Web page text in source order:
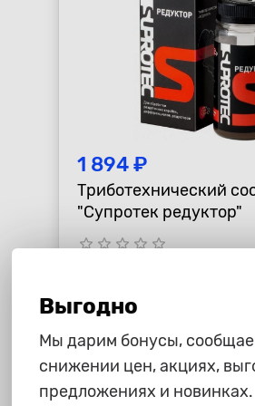
1 894 ₽
Триботехнический
"Супротек редуктор"
star_borderstar_borderstar_borderstar_borderstar_border
Выгодно
Мы дарим бонусы,
снижении цен, акциях,
предложениях и новинках.